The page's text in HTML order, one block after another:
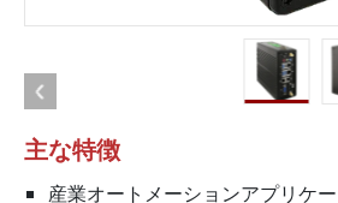
主な特徴
産業オートメーションアプリケ